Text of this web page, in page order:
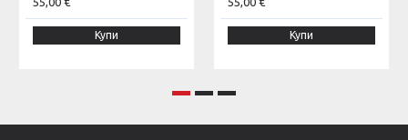
Купи Купи